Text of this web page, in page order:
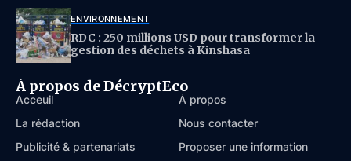
ENVIRONNEMENT
RDC : 250 millions USD pour transformer la
gestion des déchets à Kinshasa
À propos de DécryptEco
Acceuil
À propos
La rédaction
Nous contacter
Publicité & partenariats
Proposer une information